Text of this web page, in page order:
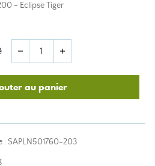
- Eclipse Tiger
remove add
au panier
: SAPLN501760-203